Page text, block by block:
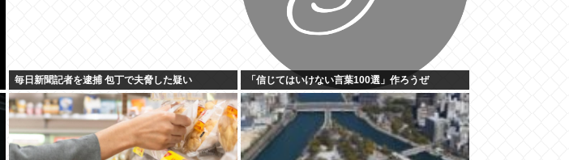
毎日新聞記者を逮捕 包丁で夫脅した疑い 「信じてはいけない言葉100選」作ろうぜ